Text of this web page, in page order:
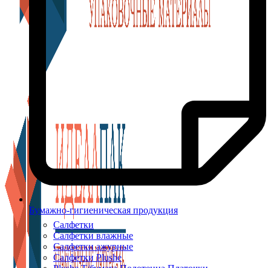
Бумажно-гигиеническая продукция
Салфетки
Салфетки влажные
Салфетки ажурные
Салфетки Plushe